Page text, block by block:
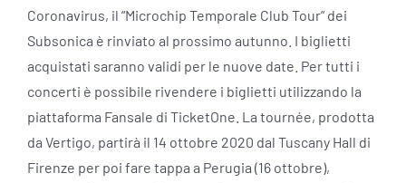
Coronavirus, il “Microchip Temporale Club Tour” dei
Subsonica è rinviato al prossimo autunno. I biglietti
acquistati saranno validi per le nuove date. Per tutti i
concerti è possibile rivendere i biglietti utilizzando la
piattaforma Fansale di TicketOne. La tournée, prodotta
da Vertigo, partirà il 14 ottobre 2020 dal Tuscany Hall di
Firenze per poi fare tappa a Perugia (16 ottobre),